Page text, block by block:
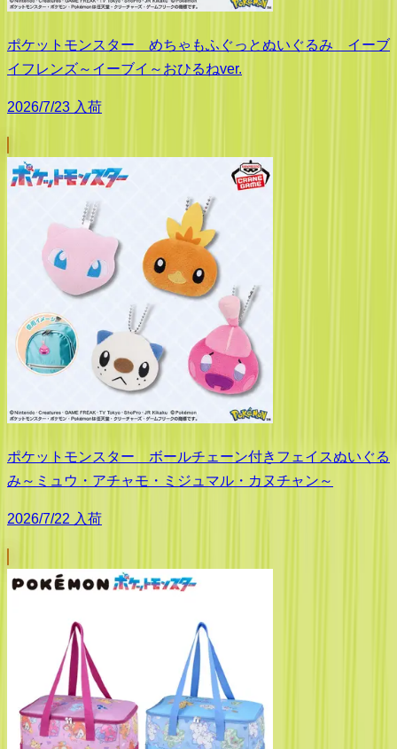
ポケットモンスター めちゃもふぐっとぬいぐるみ イーブ
イフレンズ～イーブイ～おひるねver.
2026/7/23 入荷
ポケットモンスター ボールチェーン付きフェイスぬいぐる
み～ミュウ・アチャモ・ミジュマル・カヌチャン～
2026/7/22 入荷